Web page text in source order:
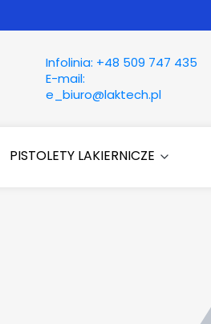
Infolinia: +48 509 747 435
E-mail:
e_biuro@laktech.pl
PISTOLETY LAKIERNICZE